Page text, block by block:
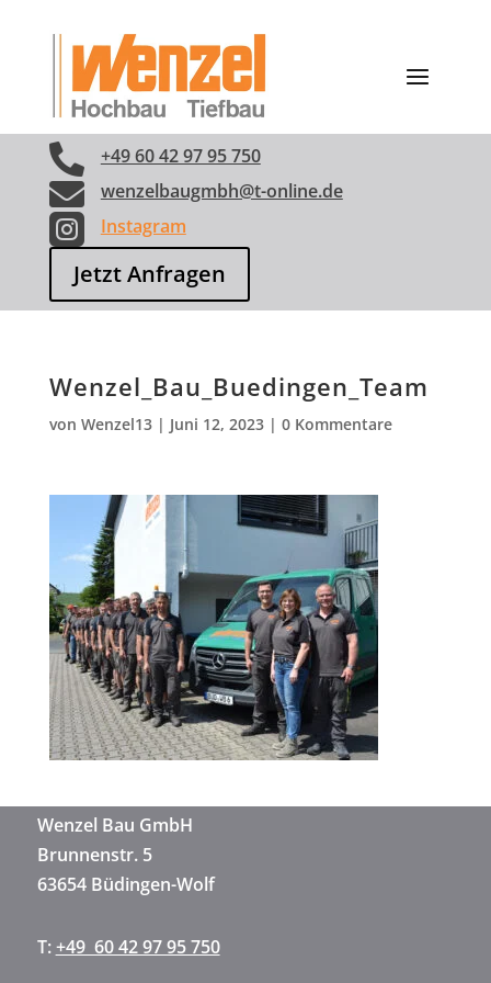
 +49 60 42 97 95 750
 wenzelbaugmbh@t-online.de
 Instagram
Jetzt Anfragen
Wenzel_Bau_Buedingen_Team
von Wenzel13| Juni 12, 2023| 0 Kommentare
Wenzel Bau GmbH
Brunnenstr. 5
63654 Büdingen-Wolf
T:+49 60 42 97 95 750